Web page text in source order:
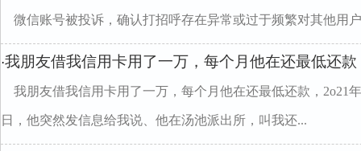
微信账号被投诉，确认打招呼存在异常或过于频繁对其他用
·我朋友借我信用卡用了一万，每个月他在还最低还款
我朋友借我信用卡用了一万，每个月他在还最低还款，2o21
日，他突然发信息给我说、他在汤池派出所，叫我还...